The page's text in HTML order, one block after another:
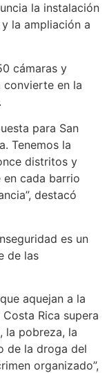
la instalación
la ampliación a
cámaras y
en la
para San
Tenemos la
distritos y
en cada barrio
destacó
es un
de las
aquejan a la
Rica supera
la pobreza, la
de la droga del
organizado”,